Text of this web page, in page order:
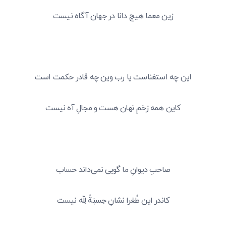
زین معما هیچ دانا در جهان آگاه نیست
این چه استغناست یا رب وین چه قادر حکمت است
کاین همه زخمِ نهان هست و مجالِ آه نیست
صاحبِ دیوانِ ما گویی نمی‌داند حساب
کاندر این طُغرا نشانِ حِسبَةً لِلّه نیست